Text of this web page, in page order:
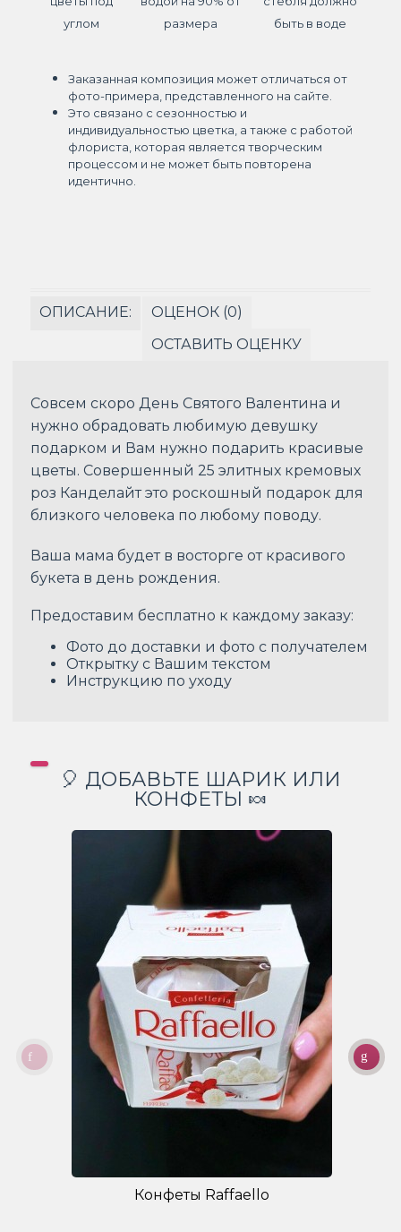
углом
размера
быть в воде
Заказанная композиция может отличаться от
фото-примера, представленного на сайте.
Это связано с сезонностью и
индивидуальностью цветка, а также с работой
флориста, которая является творческим
процессом и не может быть повторена
идентично.
ОПИСАНИЕ:
ОЦЕНОК (0)
ОСТАВИТЬ ОЦЕНКУ
Совсем скоро День Святого Валентина и
нужно обрадовать любимую девушку
подарком и Вам нужно подарить красивые
цветы. Совершенный 25 элитных кремовых
роз Канделайт это роскошный подарок для
близкого человека по любому поводу.
Ваша мама будет в восторге от красивого
букета в день рождения.
Предоставим бесплатно к каждому заказу:
Фото до доставки и фото с получателем
Открытку с Вашим текстом
Инструкцию по уходу
🎈 ДОБАВЬТЕ ШАРИК ИЛИ
КОНФЕТЫ 🍬
Конфеты Raffaello